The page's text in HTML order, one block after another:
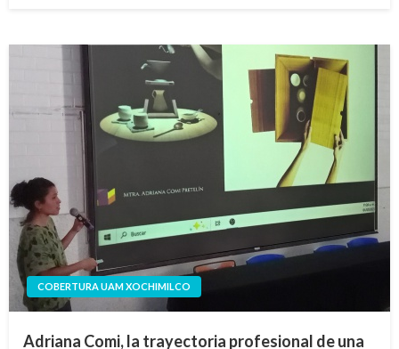
COBERTURA UAM XOCHIMILCO
Adriana Comi, la trayectoria profesional de una